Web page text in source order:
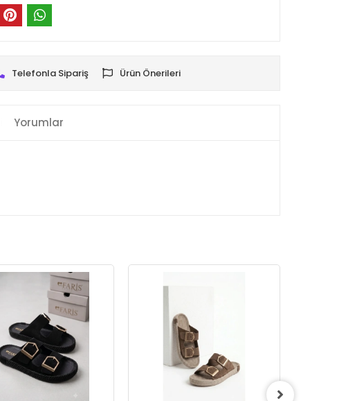
Telefonla Sipariş Ürün Önerileri
Yorumlar